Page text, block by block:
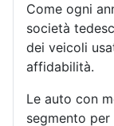
Come ogni
società
dei veicoli
affidabilità.
Le auto con
segmento